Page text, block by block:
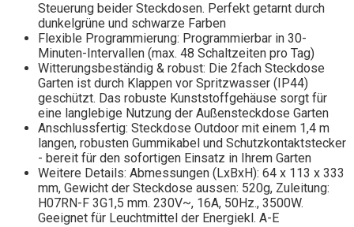
Steuerung beider Steckdosen. Perfekt getarnt durch
dunkelgrüne und schwarze Farben
Flexible Programmierung: Programmierbar in 30-
Minuten-Intervallen (max. 48 Schaltzeiten pro Tag)
Witterungsbeständig & robust: Die 2fach Steckdose
Garten ist durch Klappen vor Spritzwasser (IP44)
geschützt. Das robuste Kunststoffgehäuse sorgt für
eine langlebige Nutzung der Außensteckdose Garten
Anschlussfertig: Steckdose Outdoor mit einem 1,4 m
langen, robusten Gummikabel und Schutzkontaktstecker
- bereit für den sofortigen Einsatz in Ihrem Garten
Weitere Details: Abmessungen (LxBxH): 64 x 113 x 333
mm, Gewicht der Steckdose aussen: 520g, Zuleitung:
H07RN-F 3G1,5 mm. 230V~, 16A, 50Hz., 3500W.
Geeignet für Leuchtmittel der Energiekl. A-E